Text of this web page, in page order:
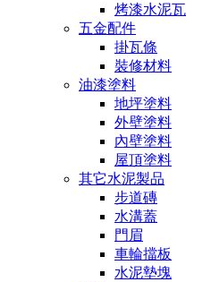
烤漆水泥瓦
五金配件
掛瓦條
裝修材料
油漆塗料
地坪塗料
外壁塗料
內壁塗料
屋頂塗料
其它水泥製品
步道磚
水溝蓋
門眉
車輪擋板
水泥墊塊